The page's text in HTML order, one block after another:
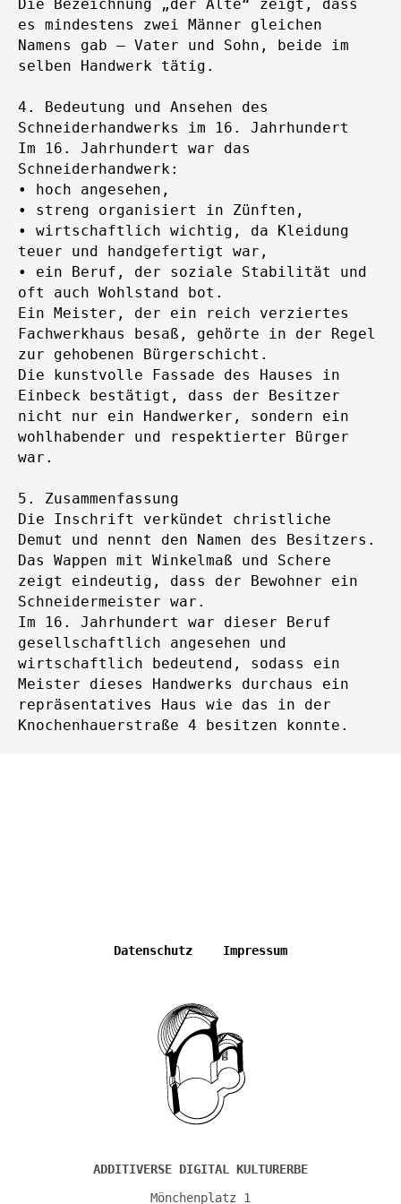
Die Bezeichnung „der Alte“ zeigt, dass
es mindestens zwei Männer gleichen
Namens gab — Vater und Sohn, beide im
selben Handwerk tätig.
4. Bedeutung und Ansehen des
Schneiderhandwerks im 16. Jahrhundert
Im 16. Jahrhundert war das
Schneiderhandwerk:
• hoch angesehen,
• streng organisiert in Zünften,
• wirtschaftlich wichtig, da Kleidung
teuer und handgefertigt war,
• ein Beruf, der soziale Stabilität und
oft auch Wohlstand bot.
Ein Meister, der ein reich verziertes
Fachwerkhaus besaß, gehörte in der Regel
zur gehobenen Bürgerschicht.
Die kunstvolle Fassade des Hauses in
Einbeck bestätigt, dass der Besitzer
nicht nur ein Handwerker, sondern ein
wohlhabender und respektierter Bürger
war.
5. Zusammenfassung
Die Inschrift verkündet christliche
Demut und nennt den Namen des Besitzers.
Das Wappen mit Winkelmaß und Schere
zeigt eindeutig, dass der Bewohner ein
Schneidermeister war.
Im 16. Jahrhundert war dieser Beruf
gesellschaftlich angesehen und
wirtschaftlich bedeutend, sodass ein
Meister dieses Handwerks durchaus ein
repräsentatives Haus wie das in der
Knochenhauerstraße 4 besitzen konnte.
Datenschutz Impressum
ADDITIVERSE DIGITAL KULTURERBE
Mönchenplatz 1